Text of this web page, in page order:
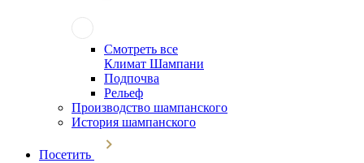
Смотреть все
Климат Шампани
Подпочва
Рельеф
Производство шампанского
История шампанского
Посетить